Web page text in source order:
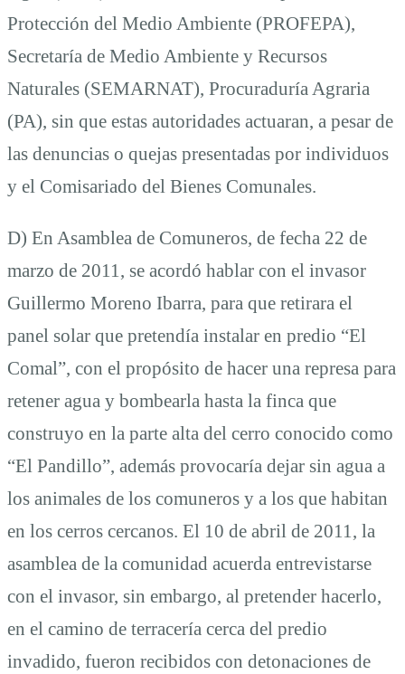
Protección del Medio Ambiente (PROFEPA),
Secretaría de Medio Ambiente y Recursos
Naturales (SEMARNAT), Procuraduría Agraria
(PA), sin que estas autoridades actuaran, a pesar de
las denuncias o quejas presentadas por individuos
y el Comisariado del Bienes Comunales.
D) En Asamblea de Comuneros, de fecha 22 de
marzo de 2011, se acordó hablar con el invasor
Guillermo Moreno Ibarra, para que retirara el
panel solar que pretendía instalar en predio “El
Comal”, con el propósito de hacer una represa para
retener agua y bombearla hasta la finca que
construyo en la parte alta del cerro conocido como
“El Pandillo”, además provocaría dejar sin agua a
los animales de los comuneros y a los que habitan
en los cerros cercanos. El 10 de abril de 2011, la
asamblea de la comunidad acuerda entrevistarse
con el invasor, sin embargo, al pretender hacerlo,
en el camino de terracería cerca del predio
invadido, fueron recibidos con detonaciones de